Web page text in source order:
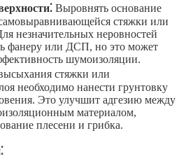
Выровнять основание
стяжки или
незначительных неровностей
фанеру или ДСП, но это может
шумоизоляции.
стяжки или
необходимо нанести грунтовку
Это улучшит адгезию между
материалом,
плесени и грибка.